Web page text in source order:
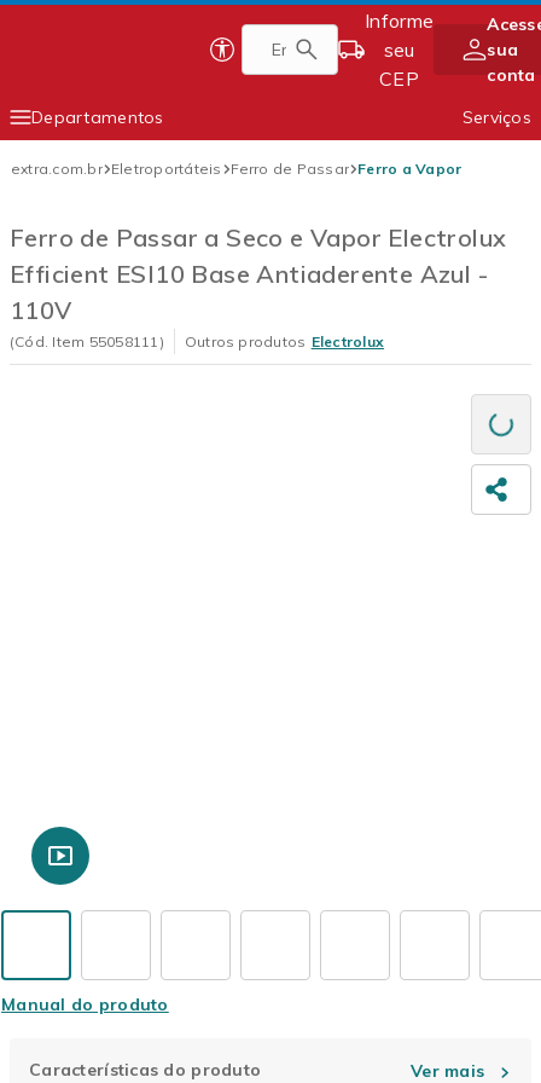
principal
Informe
seu
CEP
sua
conta
Departamentos
Smartphones Eletrodomésticos
Serviços
extra.com.br Eletroportáteis Ferro de Passar Ferro a Vapor
Ferro de Passar a Seco e Vapor Electrolux
Efficient ESI10 Base Antiaderente Azul -
110V
(Cód. Item 55058111 ) Outros produtos Electrolux
Carregando
Manual do produto
Características do produto Ver mais